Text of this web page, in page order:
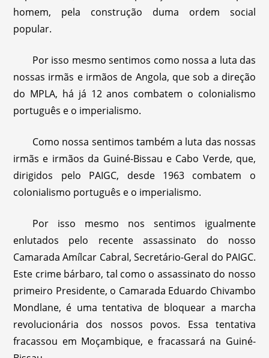
homem, pela construção duma ordem social
popular.
Por isso mesmo sentimos como nossa a luta das
nossas irmãs e irmãos de Angola, que sob a direção
do MPLA, há já 12 anos combatem o colonialismo
português e o imperialismo.
Como nossa sentimos também a luta das nossas
irmãs e irmãos da Guiné-Bissau e Cabo Verde, que,
dirigidos pelo PAIGC, desde 1963 combatem o
colonialismo português e o imperialismo.
Por isso mesmo nos sentimos igualmente
enlutados pelo recente assassinato do nosso
Camarada Amílcar Cabral, Secretário-Geral do PAIGC.
Este crime bárbaro, tal como o assassinato do nosso
primeiro Presidente, o Camarada Eduardo Chivambo
Mondlane, é uma tentativa de bloquear a marcha
revolucionária dos nossos povos. Essa tentativa
fracassou em Moçambique, e fracassará na Guiné-